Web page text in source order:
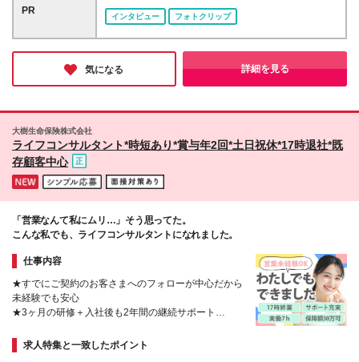
過した際は別途残業代を支給いたします
代々木フォレストビル9階 ■甲府営業所（車通勤あ
り） 山梨県甲府市丸の内3-1-6 山梨316ビル6階 ■静
岡営業所（車通勤あり） 静岡県沼津市大手町1-1-3
沼津産業ビル3階E号室 ■名古屋営業所（車通勤あり）
愛知県名古屋市中村区名駅南2-11-44 ＧＳ名駅南ビ
（株式会社エムアールエス）へ出向の可能性がござい
トビル6階 ※変更の範囲：上記を除く当社関連勤務地
PR
インタビュー フォトクリップ
気になる 詳細を見る
大樹生命保険株式会社
ライフコンサルタント*時短あり*賞与年2回*土日祝休*17時退社*既
存顧客中心
「営業なんて私にムリ…」そう思ってた。
こんな私でも、ライフコンサルタントになれました。
仕事内容
★すでにご契約のお客さまへのフォローが中心だから
未経験でも安心
★3ヶ月の研修＋入社後も2年間の継続サポート
★未経験スタート多数
★1日のスケジュールを自分で調整OK
求人特集と一致したポイント